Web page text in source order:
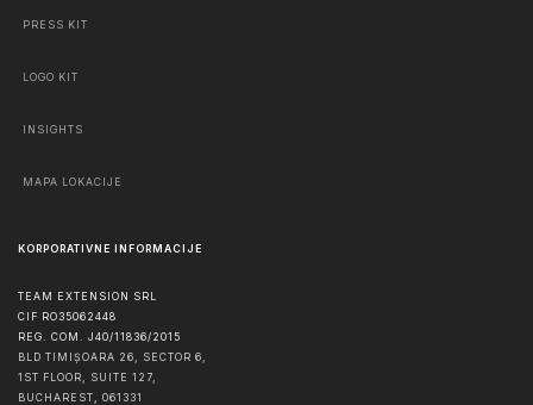
PRESS KIT
LOGO KIT
INSIGHTS
MAPA LOKACIJE
KORPORATIVNE INFORMACIJE
TEAM EXTENSION SRL
CIF RO35062448
REG. COM. J40/11836/2015
BLD TIMIȘOARA 26, SECTOR 6,
1ST FLOOR, SUITE 127,
BUCHAREST
061331